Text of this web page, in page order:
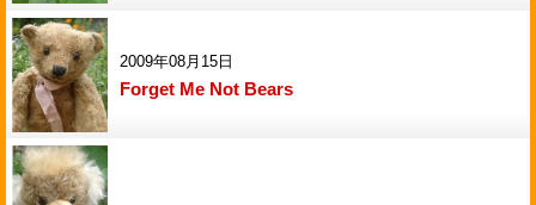
2009年08月15日
Forget Me Not Bears